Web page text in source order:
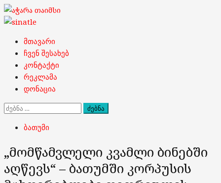
Skip
to
Primary
Menu
მთავარი
ჩვენ შესახებ
კონტაქტი
რეკლამა
დონაცია
ძებნა:
ბათუმი
„მომწამვლელი კვამლი ბინებში
აღწევს“ – ბათუმში კორპუსის